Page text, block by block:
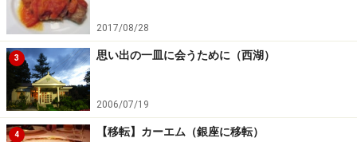
2017/08/28
3 思い出の一皿に会うために（西湖）
2006/07/19
4 【移転】カーエム（銀座に移転）